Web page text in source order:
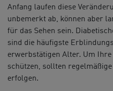
Anfang laufen diese
unbemerkt ab, können aber
für das Sehen sein.
sind die häufigste
erwerbstätigen Alter. Um
schützen, sollten
erfolgen.